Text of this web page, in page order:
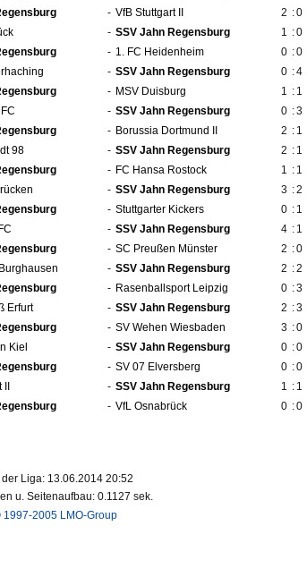
- VfB Stuttgart II 2 :0
- SSV Jahn Regensburg 1 :0
- 1. FC Heidenheim 0 :0
- SSV Jahn Regensburg 0 :4
- MSV Duisburg 1 : 1
- SSV Jahn Regensburg 0 :3
- Borussia Dortmund II 2 : 1
98 - SSV Jahn Regensburg 2 : 1
- FC Hansa Rostock 1 : 1
- SSV Jahn Regensburg 3 :2
- Stuttgarter Kickers 0 : 1
- SSV Jahn Regensburg 4 : 1
- SC Preußen Münster 2 :0
- SSV Jahn Regensburg 2 :2
- Rasenballsport Leipzig 0 :3
Erfurt - SSV Jahn Regensburg 2 :3
- SV Wehen Wiesbaden 3 :0
Kiel - SSV Jahn Regensburg 0 :0
- SV 07 Elversberg 0 :0
- SSV Jahn Regensburg 1 : 1
- VfL Osnabrück 0 :0
Liga: 13.06.2014 20:52
u. Seitenaufbau: 0.1127 sek.
1997-2005 LMO-Group